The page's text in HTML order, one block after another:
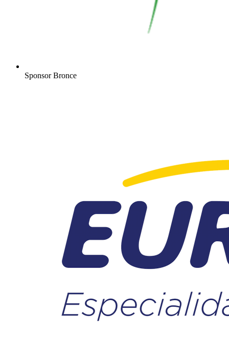
Sponsor Bronce